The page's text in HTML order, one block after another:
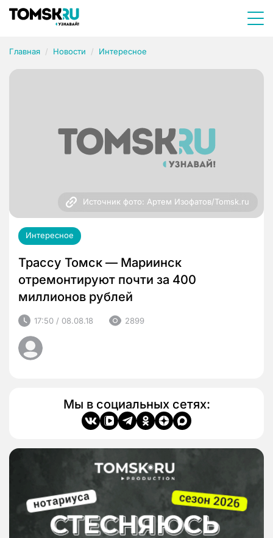
Главная Новости Интересное
Источник фото: Артем Изофатов/Tomsk.ru
Интересное
Трассу Томск — Мариинск
отремонтируют почти за 400
миллионов рублей
17:50 / 08.08.18 2899
Мы в социальных сетях: